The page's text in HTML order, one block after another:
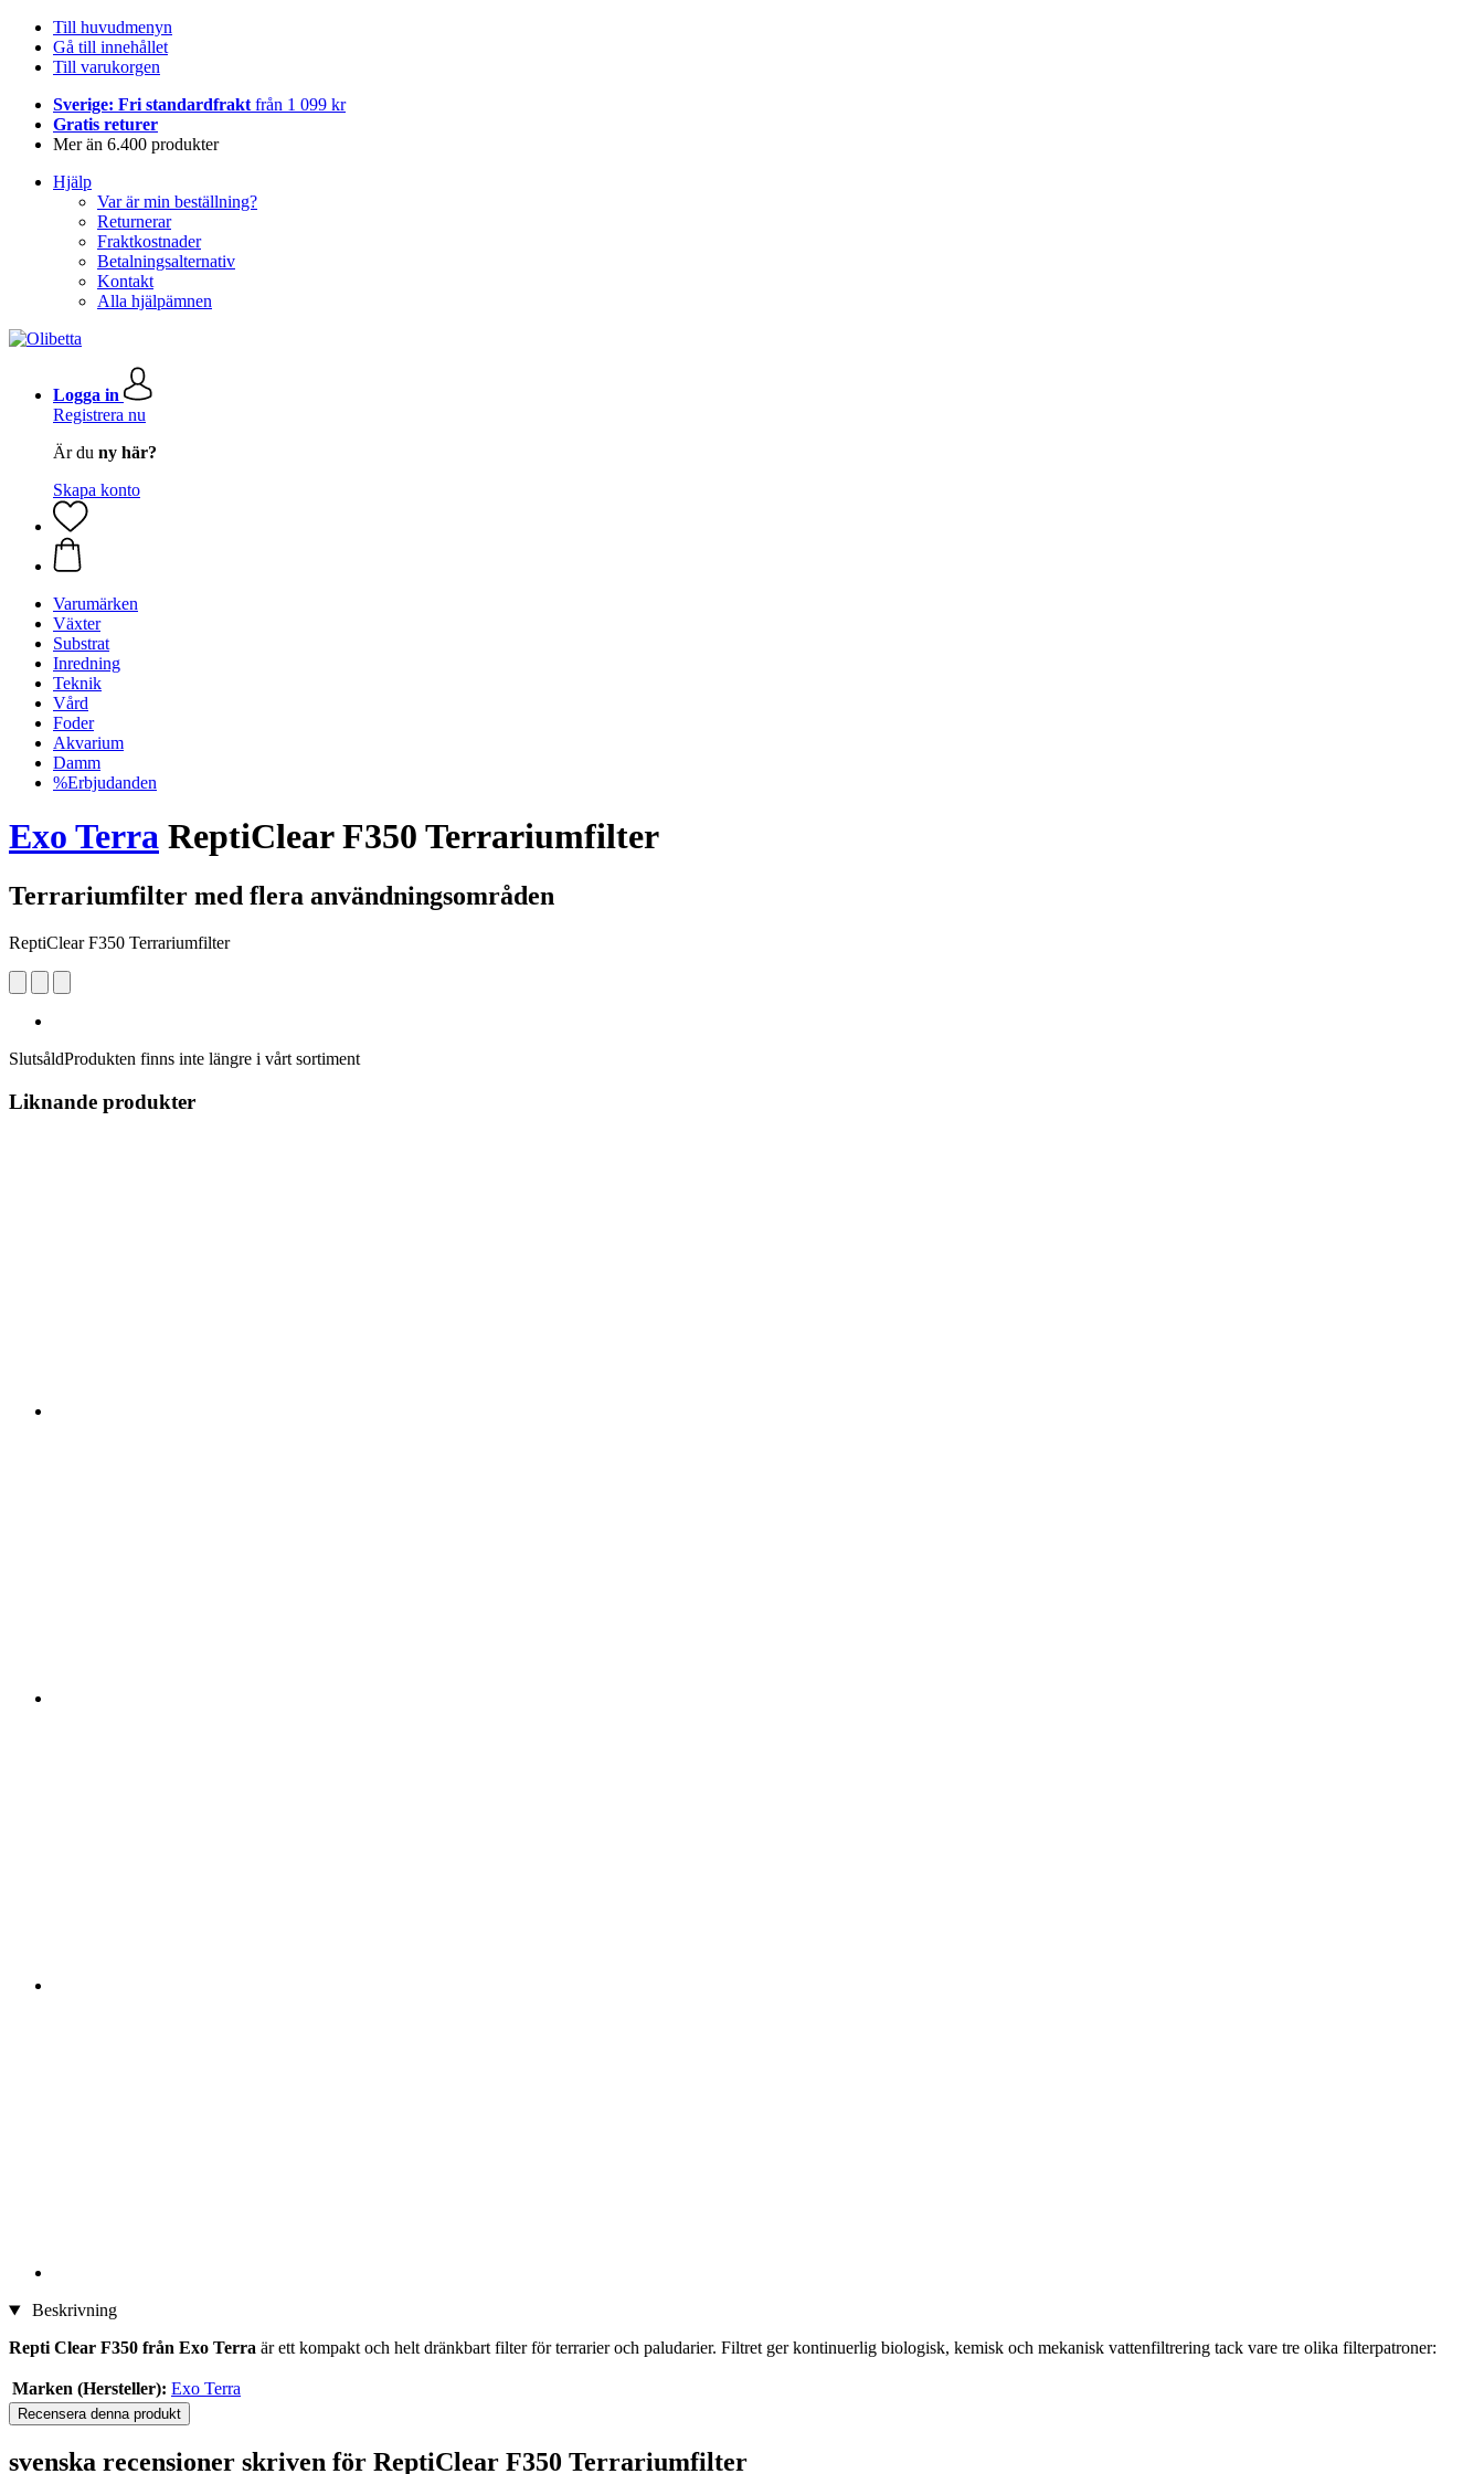
Till huvudmenyn
Gå till innehållet
Till varukorgen
Sverige: Fri standardfrakt från 1 099 kr
Gratis returer
Mer än 6.400 produkter
Hjälp
Var är min beställning?
Returnerar
Fraktkostnader
Betalningsalternativ
Kontakt
Alla hjälpämnen
Logga in
Registrera nu
Är du ny här?
Skapa konto
Varumärken
Växter
Substrat
Inredning
Teknik
Vård
Foder
Akvarium
Damm
%Erbjudanden
Exo Terra ReptiClear F350 Terrariumfilter
Terrariumfilter med flera användningsområden
ReptiClear F350 Terrariumfilter
SlutsåldProdukten finns inte längre i vårt sortiment
Liknande produkter
Beskrivning
Repti Clear F350 från Exo Terra är ett kompakt och helt dränkbart filter för terrarier och paludarier. Filtret ger kontinuerlig biologisk, kemisk och mekanisk vattenfiltrering tack vare tre olika filterpatroner:
Marken (Hersteller): Exo Terra
Recensera denna produkt
svenska recensioner skriven för ReptiClear F350 Terrariumfilter